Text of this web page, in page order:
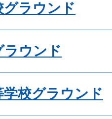
グラウンド
ラウンド
学校グラウンド